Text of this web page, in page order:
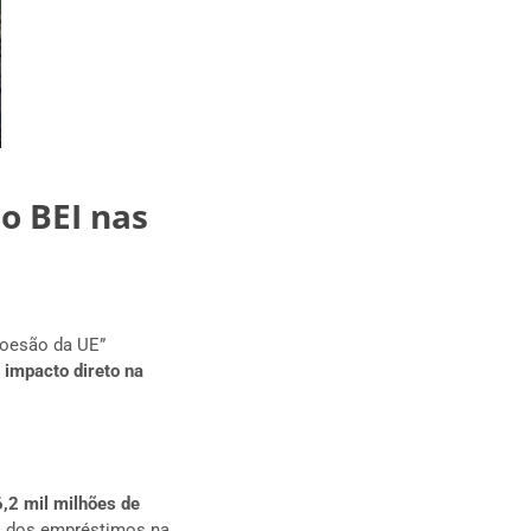
BEI nas
da UE”
direto na
mil milhões de